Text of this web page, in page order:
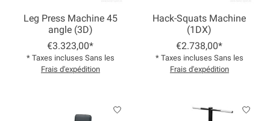
Leg Press Machine 45
angle (3D)
€3.323,00*
* Taxes incluses Sans les
Frais d'expédition
Hack-Squats Machine
(1DX)
€2.738,00*
* Taxes incluses Sans les
Frais d'expédition